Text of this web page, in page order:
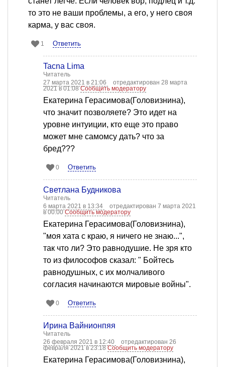
то это не ваши проблемы, а его, у него своя
карма, у вас своя.
1 Ответить
Tacna Lima
Читатель
27 марта 2021 в 21:06
отредактирован 28 марта
2021 в 01:08Сообщить модератору
Екатерина Герасимова(Головизнина),
что значит позволяете? Это идет на
уровне интуиции, кто еще это право
может мне самомсу дать? что за
бред???
0 Ответить
Светлана Будникова
Читатель
6 марта 2021 в 13:34
отредактирован 7 марта 2021
в 00:00Сообщить модератору
Екатерина Герасимова(Головизнина),
"моя хата с краю, я ничего не знаю...",
так что ли? Это равнодушие. Не зря кто
то из философов сказал: " Бойтесь
равнодушных, с их молчаливого
согласия начинаются мировые войны".
0 Ответить
Ирина Вайнионпяя
Читатель
26 февраля 2021 в 12:40
отредактирован 26
февраля 2021 в 23:18Сообщить модератору
Екатерина Герасимова(Головизнина),